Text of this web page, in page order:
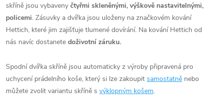
skříně jsou vybaveny čtyřmi skleněnými, výškově nastavitelnými,
policemi. Zásuvky a dvířka jsou uloženy na značkovém kování
Hettich, které jim zajišťuje tlumené dovírání. Na kování Hettich od
nás navíc dostanete doživotní záruku.
Spodní dvířka skříně jsou automaticky z výroby připravená pro
uchycení prádelního koše, který si lze zakoupit samostatně nebo
můžete zvolit variantu skříně s výklopným košem.